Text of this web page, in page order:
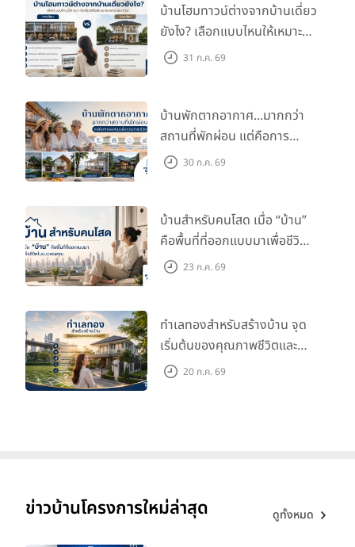
บ้านโฮมทาวน์ต่างจากบ้านเดี่ยว
ยังไง? เลือกแบบไหนให้เหมาะ
กับไลฟ์สไตล์และอนาคตของ
31 ก.ค. 69
บ้านพักตากอากาศ...มากกว่า
สถานที่พักผ่อน แต่คือการ
ลงทุนเพื่อคุณภาพชีวิต
30 ก.ค. 69
บ้านสำหรับคนโสด เมื่อ “บ้าน”
คือพื้นที่ที่ออกแบบมาเพื่อชีวิต
ในแบบของคุณ
23 ก.ค. 69
ทำเลทองสำหรับสร้างบ้าน จุด
เริ่มต้นของคุณภาพชีวิตและ
มูลค่าในอนาคต
20 ก.ค. 69
ข่าวบ้านโครงการใหม่ล่าสุด ดูทั้งหมด